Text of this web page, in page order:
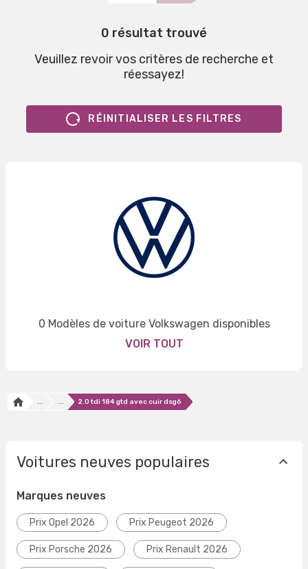
0 résultat trouvé
Veuillez revoir vos critères de recherche et
réessayez!
RÉINITIALISER LES FILTRES
0 Modèles de voiture Volkswagen disponibles
VOIR TOUT
... ... 2.0 tdi 184 gtd avec cuir dsg6
Voitures neuves populaires
Marques neuves
Prix Opel 2026 Prix Peugeot 2026
Prix Porsche 2026 Prix Renault 2026